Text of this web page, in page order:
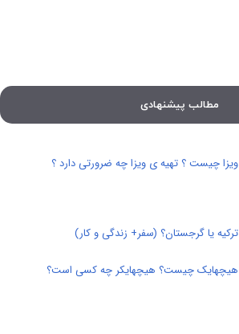
مطالب پیشنهادی
ویزا چیست ؟ تهیه ی ویزا چه ضرورتی دارد ؟
ترکیه یا گرجستان؟ (سفر+ زندگی و کار)
هیچهایک چیست؟ هیچهایکر چه کسی است؟